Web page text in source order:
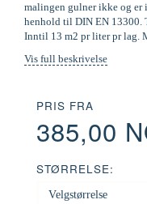
malingen gulner ikke og er
henhold til DIN EN 13300.
Inntil 13 m2 pr liter pr lag.
Vis full beskrivelse
PRIS FRA
385,00
STØRRELSE: